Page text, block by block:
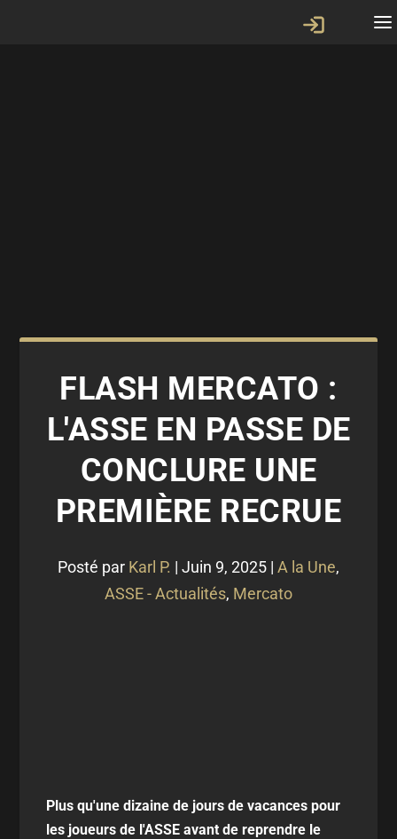
FLASH MERCATO :
L'ASSE EN PASSE DE
CONCLURE UNE
PREMIÈRE RECRUE
Posté par Karl P. | Juin 9, 2025 | A la Une,
ASSE - Actualités, Mercato
Plus qu'une dizaine de jours de vacances pour
les joueurs de l'ASSE avant de reprendre le